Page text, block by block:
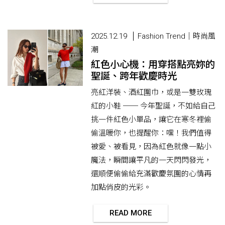
2025.12.19
Fashion Trend｜時尚風
潮
紅色小心機：用穿搭點亮妳的
聖誕、跨年歡慶時光
亮紅洋裝、酒紅圍巾，或是一雙玫瑰
紅的小鞋 ── 今年聖誕，不如給自己
挑一件紅色小單品，讓它在寒冬裡偷
偷溫暖你，也提醒你：嘿！我們值得
被愛、被看見，因為紅色就像一點小
魔法，瞬間讓平凡的一天閃閃發光，
還順便偷偷給充滿歡慶氛圍的心情再
加點俏皮的光彩。
READ MORE